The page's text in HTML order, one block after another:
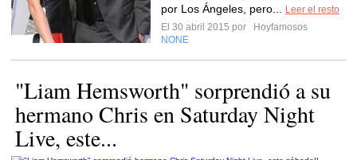
por Los Ángeles, pero...
Leer el resto
El 30 abril 2015 por
Hoyfamosos
NONE
"Liam Hemsworth" sorprendió a su
hermano Chris en Saturday Night
Live, este...